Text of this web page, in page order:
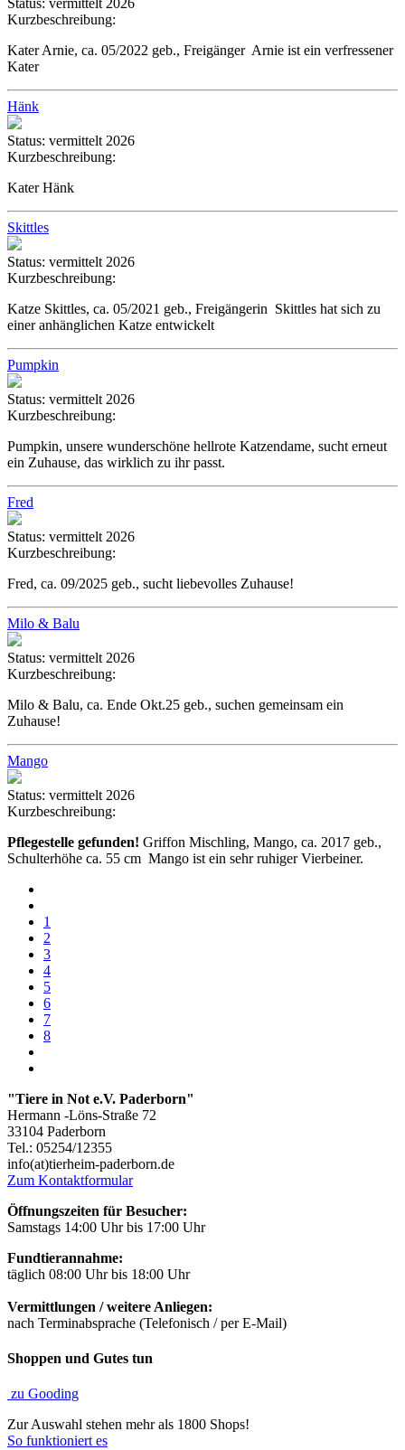
Kurzbeschreibung:
Kater Arnie, ca. 05/2022 geb., Freigänger Arnie ist ein verfressener
Kater
Hänk
Status: vermittelt 2026
Kurzbeschreibung:
Kater Hänk
Skittles
Status: vermittelt 2026
Kurzbeschreibung:
Katze Skittles, ca. 05/2021 geb., Freigängerin Skittles hat sich zu
einer anhänglichen Katze entwickelt
Pumpkin
Status: vermittelt 2026
Kurzbeschreibung:
Pumpkin, unsere wunderschöne hellrote Katzendame, sucht erneut
ein Zuhause, das wirklich zu ihr passt.
Fred
Status: vermittelt 2026
Kurzbeschreibung:
Fred, ca. 09/2025 geb., sucht liebevolles Zuhause!
Milo & Balu
Status: vermittelt 2026
Kurzbeschreibung:
Milo & Balu, ca. Ende Okt.25 geb., suchen gemeinsam ein
Zuhause!
Mango
Status: vermittelt 2026
Kurzbeschreibung:
Pflegestelle gefunden! Griffon Mischling, Mango, ca. 2017 geb.,
Schulterhöhe ca. 55 cm Mango ist ein sehr ruhiger Vierbeiner.
1
2
3
4
5
6
7
8
"Tiere in Not e.V. Paderborn"
Hermann -Löns-Straße 72
33104 Paderborn
Tel.: 05254/12355
info(at)tierheim-paderborn.de
Zum Kontaktformular
Öffnungszeiten für Besucher:
Samstags 14:00 Uhr bis 17:00 Uhr
Fundtierannahme:
täglich 08:00 Uhr bis 18:00 Uhr
Vermittlungen / weitere Anliegen:
nach Terminabsprache (Telefonisch / per E-Mail)
Shoppen und Gutes tun
zu Gooding
Zur Auswahl stehen mehr als 1800 Shops!
So funktioniert es